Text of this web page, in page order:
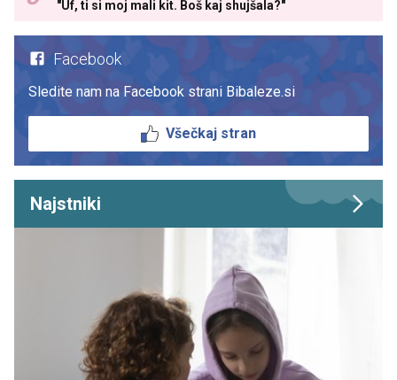
"Uf, ti si moj mali kit. Boš kaj shujšala?"
Facebook
Sledite nam na Facebook strani Bibaleze.si
Všečkaj stran
Najstniki